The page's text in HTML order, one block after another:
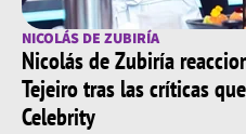
NICOLÁS DE ZUBIRÍA
Nicolás de Zubiría
Tejeiro tras las críticas
Celebrity